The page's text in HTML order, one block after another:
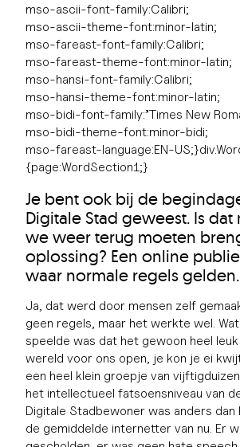
mso-ascii-font-family:Calibri;
mso-ascii-theme-font:minor-latin;
mso-fareast-font-family:Calibri;
mso-fareast-theme-font:minor-latin;
mso-hansi-font-family:Calibri;
mso-hansi-theme-font:minor-latin;
mso-bidi-font-family:”Times New
mso-bidi-theme-font:minor-bidi;
mso-fareast-language:EN-
{page:WordSection1;}
Je bent ook bij de
Digitale Stad geweest. Is dat
we weer terug moeten
oplossing? Een online
waar normale regels gelden.
Ja, dat werd door mensen zelf
geen regels, maar het werkte wel.
speelde was dat het gewoon heel leuk
wereld voor ons open, je kon je ei
een heel klein groepje van
het intellectueel fatsoensniveau van
Digitale Stadbewoner was anders dan
de gemiddelde internetter van nu. Er